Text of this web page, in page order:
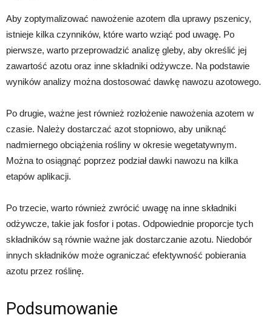
Aby zoptymalizować nawożenie azotem dla uprawy pszenicy,
istnieje kilka czynników, które warto wziąć pod uwagę. Po
pierwsze, warto przeprowadzić analizę gleby, aby określić jej
zawartość azotu oraz inne składniki odżywcze. Na podstawie
wyników analizy można dostosować dawkę nawozu azotowego.
Po drugie, ważne jest również rozłożenie nawożenia azotem w
czasie. Należy dostarczać azot stopniowo, aby uniknąć
nadmiernego obciążenia rośliny w okresie wegetatywnym.
Można to osiągnąć poprzez podział dawki nawozu na kilka
etapów aplikacji.
Po trzecie, warto również zwrócić uwagę na inne składniki
odżywcze, takie jak fosfor i potas. Odpowiednie proporcje tych
składników są równie ważne jak dostarczanie azotu. Niedobór
innych składników może ograniczać efektywność pobierania
azotu przez roślinę.
Podsumowanie